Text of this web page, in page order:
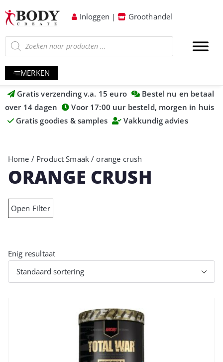
Inloggen | Groothandel
MERKEN
Gratis verzending v.a. 15 euro
Bestel nu en betaal
over 14 dagen
Voor 17:00 uur besteld, morgen in huis
Gratis goodies & samples
Vakkundig advies
Home / Product Smaak / orange crush
ORANGE CRUSH
Open Filter
Enig resultaat